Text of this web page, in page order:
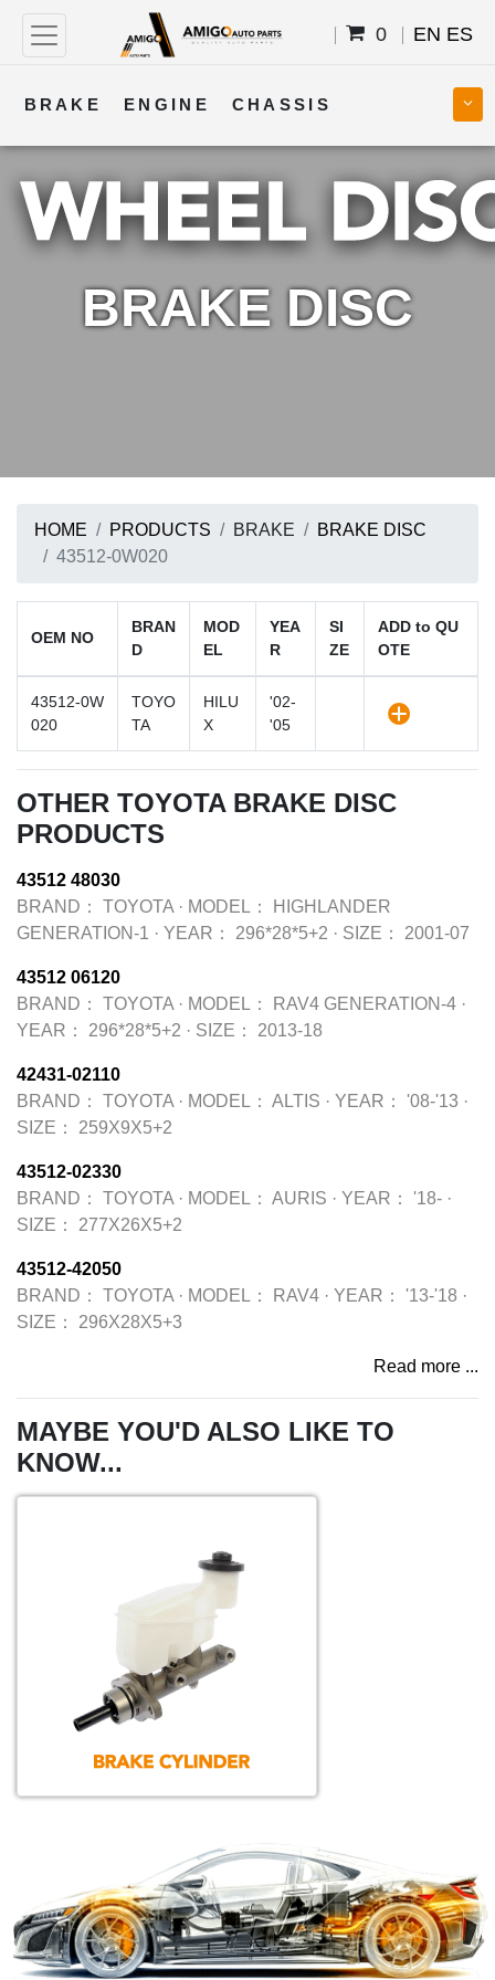
0 EN ES
BRAKE ENGINE CHASSIS
COOLING STEERING BODY
TRANSMISSION FUEL ELECTRICAL
BRAKE DISC
HOME PRODUCTS BRAKE
BRAKE DISC
43512-0W020
OEM NO
BRAN
D
MOD
EL
YEA
R
SI
ZE
ADD to QU
OTE
43512-0W
020
TOYO
TA
HILU
X
'02-
'05
OTHER TOYOTA BRAKE DISC
PRODUCTS
43512 48030
BRAND：
TOYOTA · MODEL：
HIGHLANDER
GENERATION-1 · YEAR： 296*28*5+2 · SIZE： 2001-07
43512 06120
BRAND：
TOYOTA · MODEL： RAV4 GENERATION-4 ·
YEAR：
296*28*5+2 · SIZE： 2013-18
42431-02110
BRAND：
TOYOTA · MODEL： ALTIS · YEAR： '08-'13 ·
SIZE：
259X9X5+2
43512-02330
BRAND：
TOYOTA · MODEL： AURIS · YEAR： '18- ·
SIZE：
277X26X5+2
43512-42050
BRAND：
TOYOTA · MODEL： RAV4 · YEAR： '13-'18 ·
SIZE：
296X28X5+3
Read more ...
MAYBE YOU'D ALSO LIKE TO
KNOW...